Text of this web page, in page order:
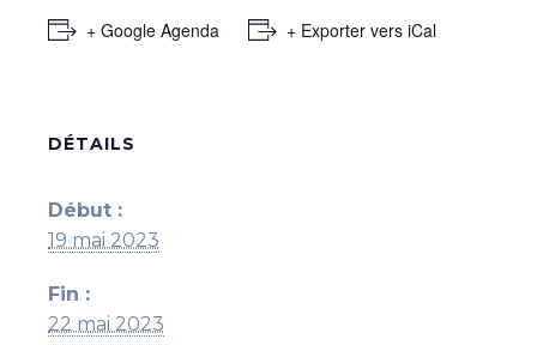
+ Google Agenda + Exporter vers iCal
DÉTAILS
Début :
19 mai 2023
Fin :
22 mai 2023